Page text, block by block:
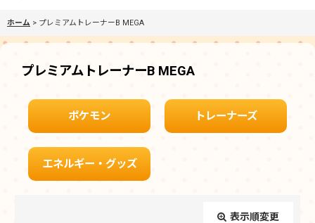
ホーム > プレミアムトレーナーB MEGA
プレミアムトレーナーB MEGA
ポケモン トレーナーズ
エネルギー・グッズ
表示順変更